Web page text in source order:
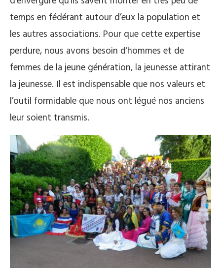
temps en fédérant autour d’eux la population et
les autres associations. Pour que cette expertise
perdure, nous avons besoin d’hommes et de
femmes de la jeune génération, la jeunesse attirant
la jeunesse. Il est indispensable que nos valeurs et
l’outil formidable que nous ont légué nos anciens
leur soient transmis.